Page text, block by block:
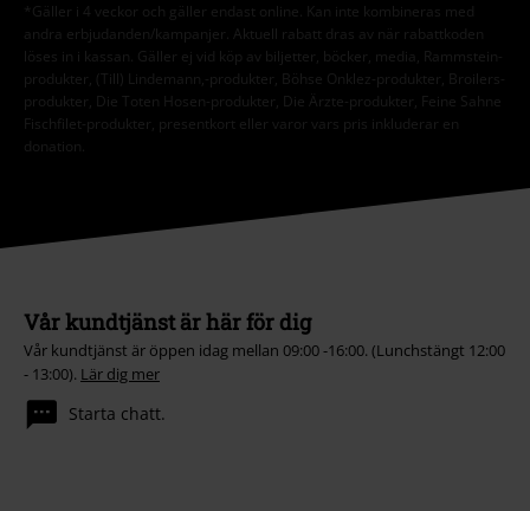
*Gäller i 4 veckor och gäller endast online. Kan inte kombineras med
andra erbjudanden/kampanjer. Aktuell rabatt dras av när rabattkoden
löses in i kassan. Gäller ej vid köp av biljetter, böcker, media, Rammstein-
produkter, (Till) Lindemann,-produkter, Böhse Onklez-produkter, Broilers-
produkter, Die Toten Hosen-produkter, Die Ärzte-produkter, Feine Sahne
Fischfilet-produkter, presentkort eller varor vars pris inkluderar en
donation.
Vår kundtjänst är här för dig
Vår kundtjänst är öppen idag mellan 09:00 -16:00. (Lunchstängt 12:00
- 13:00). Lär dig mer
Starta chatt.